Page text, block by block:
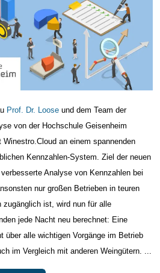
Prof. Dr. Loose und dem Team der
von der Hochschule Geisenheim
an einem spannenden
Kennzahlen-System. Ziel der neuen
Analyse von Kennzahlen bei
nur großen Betrieben in teuren
zugänglich ist, wird nun für alle
jede Nacht neu berechnet: Eine
über alle wichtigen Vorgänge im Betrieb
im Vergleich mit anderen Weingütern. ...